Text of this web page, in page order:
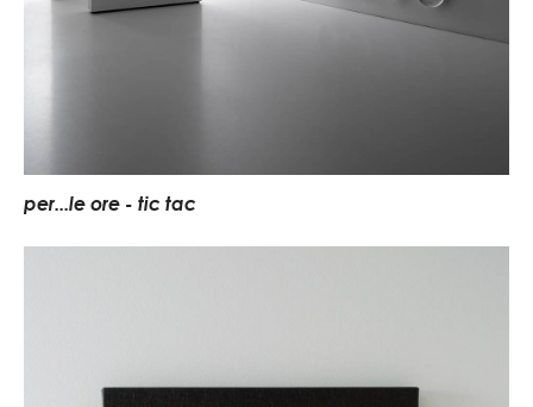
per...le ore - tic tac